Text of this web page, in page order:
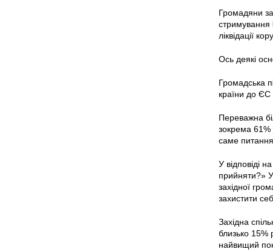
Громадяни
стримування
ліквідації
Ось деякі
Громадська
країни до ЄС
Переважна
зокрема 61%
саме питання
У відповіді
прийняти?»
західної
захистити
Західна
близько 15%
найвищий